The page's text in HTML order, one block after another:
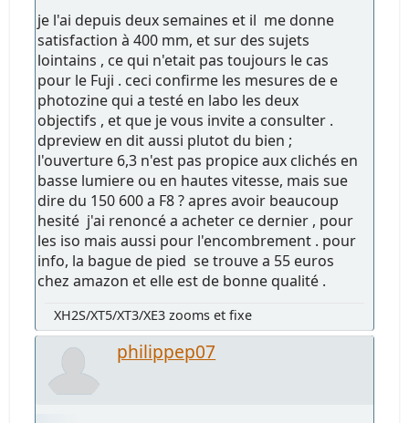
je l'ai depuis deux semaines et il me donne
satisfaction à 400 mm, et sur des sujets
lointains , ce qui n'etait pas toujours le cas
pour le Fuji . ceci confirme les mesures de e
photozine qui a testé en labo les deux
objectifs , et que je vous invite a consulter .
dpreview en dit aussi plutot du bien ;
l'ouverture 6,3 n'est pas propice aux clichés en
basse lumiere ou en hautes vitesse, mais sue
dire du 150 600 a F8 ? apres avoir beaucoup
hesité j'ai renoncé a acheter ce dernier , pour
les iso mais aussi pour l'encombrement . pour
info, la bague de pied se trouve a 55 euros
chez amazon et elle est de bonne qualité .
XH2S/XT5/XT3/XE3 zooms et fixe
philippep07